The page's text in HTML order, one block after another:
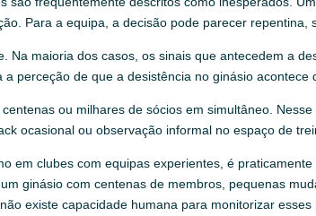
Para a equipa, a decisão pode parecer
Na maioria dos casos, os sinais que antecedem a
perceção de que a desistência no ginásio acontece
ou milhares de sócios em simultâneo.
ocasional ou observação informal no espaço de
em clubes com equipas experientes, é
ginásio com centenas de membros, pequenas
existe capacidade humana para monitorizar esses